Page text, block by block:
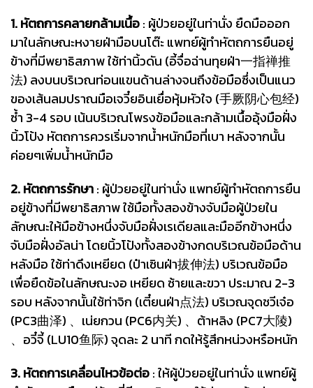
1. หัตถการคลายกล้ามเนื้อ: ผู้ป่วยอยู่ในท่านั่ง ยืดมือออก
มาในลักษณะหงายฝ่ามือบนโต๊ะ แพทย์ผู้ทำหัตถการยืนอยู่
ข้างที่มีพยาธิสภาพ ใช้ท่านิ้วดัน (อี้จื่อฉ่านทุยฝ่า一指禅推
法) ลงบนบริเวณท่อนแขนด้านล่างจนถึงข้อมือซึ่งเป็นแนว
ของเส้นลมปราณมือเจวี๋ยอินเยื่อหุ้มหัวใจ (手厥阴心包经)
ซ้ำ 3-4 รอบ เน้นบริเวณโพรงข้อมือและกล้ามเนื้ออุ้งมือฝั่ง
นิ้วโป้ง หัตถการควรเริ่มจากน้ำหนักมือที่เบา หลังจากนั้น
ค่อยๆเพิ่มน้ำหนักมือ
2. หัตถการรักษา: ผู้ป่วยอยู่ในท่านั่ง แพทย์ผู้ทำหัตถการยืน
อยู่ข้างที่มีพยาธิสภาพ ใช้มือทั้งสองข้างจับมือผู้ป่วยใน
ลักษณะให้มือข้างหนึ่งจับมือฝั่งเรเดียลและมืออีกข้างหนึ่ง
จับมือฝั่งอัลน่า โดยนิ้วโป้งทั้งสองข้างกดบริเวณข้อมือด้าน
หลังมือ ใช้ท่าดึงเหยียด (ป๋าเซินฝ่า拔伸法) บริเวณข้อมือ
เพื่อยืดข้อในลักษณะงอ เหยียด ซ้ายและขวา ประมาณ 2-3
รอบ หลังจากนั้นใช้ท่าจิก (เตี๋ยนฝ่า点法) บริเวณจุดชวีเจ๋อ
(PC3曲泽) 、เน่ยกวน (PC6内关) 、ต้าหลิง (PC7大陵)
、อวี๋จี้ (LU10鱼际) จุดละ 2 นาที กดให้รู้สึกหน่วงหรือหนัก
3. หัตถการเคลื่อนไหวข้อต่อ: ให้ผู้ป่วยอยู่ในท่านั่ง แพทย์ผู้